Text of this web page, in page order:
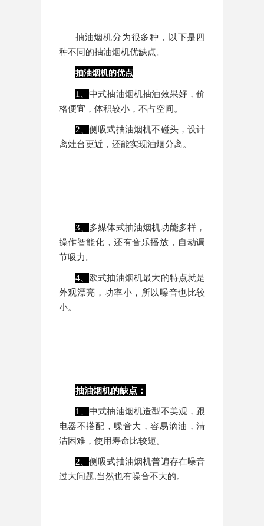
抽油烟机分为很多种，以下是四
种不同的抽油烟机优缺点。
抽油烟机的优点
1、中式抽油烟机抽油效果好，价
格便宜，体积较小，不占空间。
2、侧吸式抽油烟机不碰头，设计
离灶台更近，还能实现油烟分离。
3、 多媒体式抽油烟机功能多样，
操作智能化，还有音乐播放，自动调
节吸力。
4、
欧式抽油烟机最大的特点就是
外观漂亮，功率小，所以噪音也比较
小。
抽油烟机的缺点：
1、中式抽油烟机造型不美观，跟
电器不搭配，噪音大，容易滴油，清
洁困难，使用寿命比较短。
2、侧吸式抽油烟机普遍存在噪音
过大问题,当然也有噪音不大的。